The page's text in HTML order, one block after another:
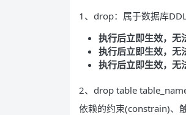
1、drop：属于数据库
执行后立即生效，无
执行后立即生效，无
执行后立即生效，无
2、drop table
依赖的约束(constrain)、